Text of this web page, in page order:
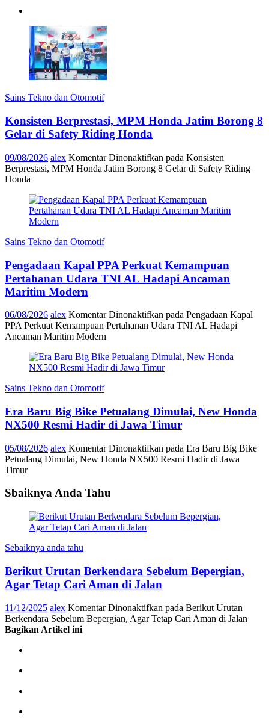
Sains Tekno dan Otomotif
Konsisten Berprestasi, MPM Honda Jatim Borong 8
Gelar di Safety Riding Honda
09/08/2026 alex Komentar Dinonaktifkan pada Konsisten
Berprestasi, MPM Honda Jatim Borong 8 Gelar di Safety Riding
Honda
Sains Tekno dan Otomotif
Pengadaan Kapal PPA Perkuat Kemampuan
Pertahanan Udara TNI AL Hadapi Ancaman
Maritim Modern
06/08/2026 alex Komentar Dinonaktifkan pada Pengadaan Kapal
PPA Perkuat Kemampuan Pertahanan Udara TNI AL Hadapi
Ancaman Maritim Modern
Sains Tekno dan Otomotif
Era Baru Big Bike Petualang Dimulai, New Honda
NX500 Resmi Hadir di Jawa Timur
05/08/2026 alex Komentar Dinonaktifkan pada Era Baru Big Bike
Petualang Dimulai, New Honda NX500 Resmi Hadir di Jawa
Timur
Sbaiknya Anda Tahu
Sebaiknya anda tahu
Berikut Urutan Berkendara Sebelum Bepergian,
Agar Tetap Cari Aman di Jalan
11/12/2025 alex Komentar Dinonaktifkan pada Berikut Urutan
Berkendara Sebelum Bepergian, Agar Tetap Cari Aman di Jalan
Bagikan Artikel ini